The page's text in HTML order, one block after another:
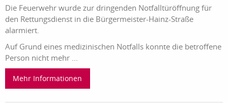
Die Feuerwehr wurde zur dringenden Notfalltüröffnung für
den Rettungsdienst in die Bürgermeister-Hainz-Straße
alarmiert.
Auf Grund eines medizinischen Notfalls konnte die betroffene
Person nicht mehr ...
Mehr Informationen